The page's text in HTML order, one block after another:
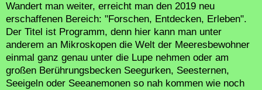
Wandert man weiter, erreicht man den 2019 neu
erschaffenen Bereich: "Forschen, Entdecken, Erleben".
Der Titel ist Programm, denn hier kann man unter
anderem an Mikroskopen die Welt der Meeresbewohner
einmal ganz genau unter die Lupe nehmen oder am
großen Berührungsbecken Seegurken, Seesternen,
Seeigeln oder Seeanemonen so nah kommen wie noch